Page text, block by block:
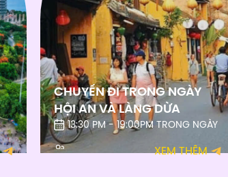
CHUYẾN ĐI TRONG NGÀY
HỘI AN VÀ LÀNG DỪA
13:30 PM - 19:00PM TRONG NGÀY
XEM THÊM